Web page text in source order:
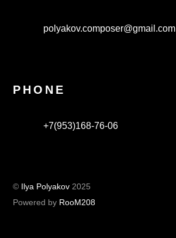
polyakov.composer@gmail.com
PHONE
+7(953)168-76-06
© Ilya Polyakov 2025
Powered by RooM208